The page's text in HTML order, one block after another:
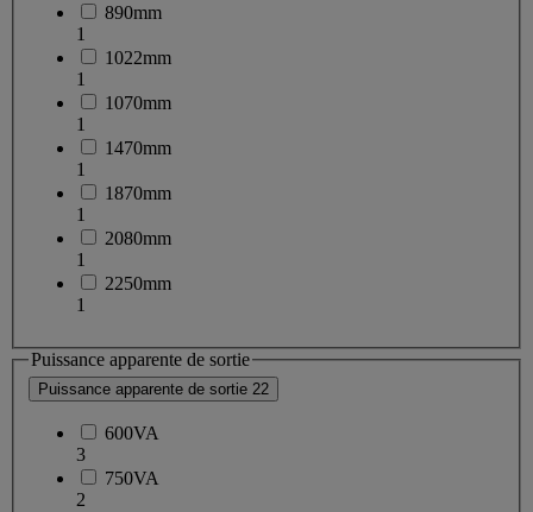
890mm
1
1022mm
1
1070mm
1
1470mm
1
1870mm
1
2080mm
1
2250mm
1
Puissance apparente de sortie
Puissance apparente de sortie 22
600VA
3
750VA
2